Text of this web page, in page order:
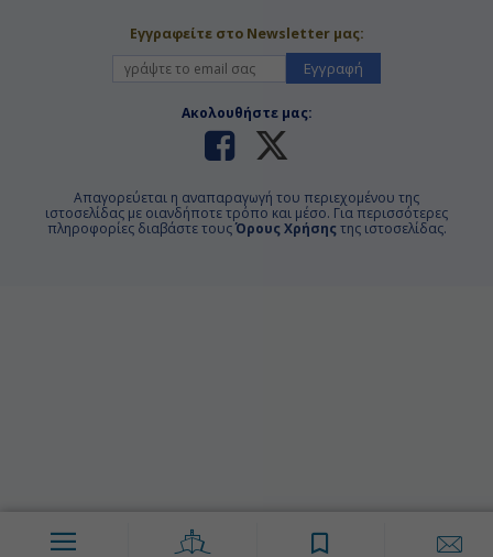
Εγγραφείτε στο Newsletter μας:
Εγγραφή
Ακολουθήστε μας:
Απαγορεύεται η αναπαραγωγή του περιεχομένου της
ιστοσελίδας με οιανδήποτε τρόπο και μέσο. Για περισσότερες
πληροφορίες διαβάστε τουςΌρους Χρήσης της ιστοσελίδας.